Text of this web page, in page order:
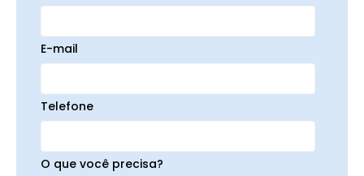
E-mail
Telefone
O que você precisa?